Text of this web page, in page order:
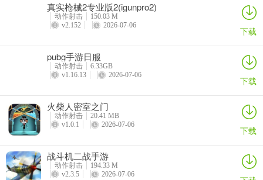
真实枪械2专业版2(igunpro2)
动作射击
150.03 M
v2.152
2026-07-06 下载
pubg手游日服
动作射击
6.33GB
v1.16.13
2026-07-06 下载
火柴人密室之门
动作射击
20.41 MB
v1.0.1
2026-07-06 下载
战斗机二战手游
动作射击
194.33 M
v2.3.5
2026-07-06